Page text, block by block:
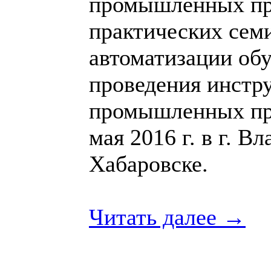
практических
автоматизации
проведения
промышленных
мая 2016 г. в г.
Хабаровске.
Читать далее →